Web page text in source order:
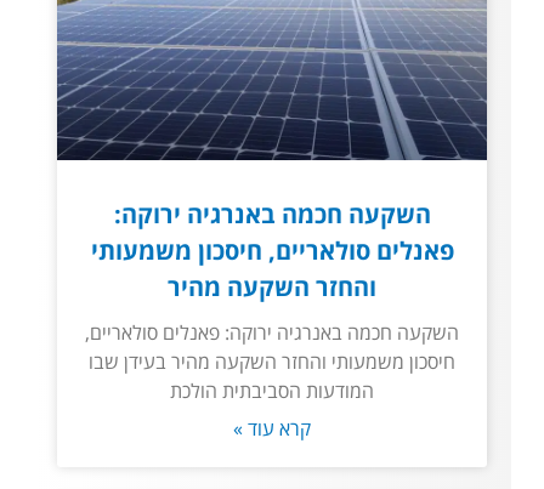
השקעה חכמה באנרגיה ירוקה:
פאנלים סולאריים, חיסכון משמעותי
והחזר השקעה מהיר
השקעה חכמה באנרגיה ירוקה: פאנלים סולאריים,
חיסכון משמעותי והחזר השקעה מהיר בעידן שבו
המודעות הסביבתית הולכת
קרא עוד »